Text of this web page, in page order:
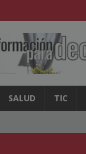
SALUD TIC